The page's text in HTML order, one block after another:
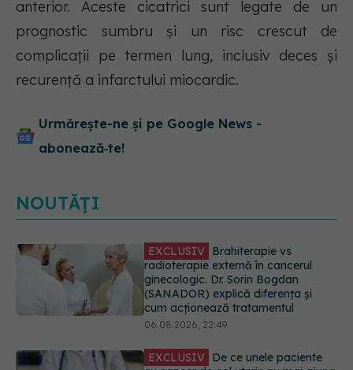
anterior. Aceste cicatrici sunt legate de un
prognostic sumbru și un risc crescut de
complicații pe termen lung, inclusiv deces și
recurență a infarctului miocardic.
Urmărește-ne și pe Google News -
abonează‑te!
NOUTĂȚI
EXCLUSIV De ce unele paciente
cu cancer de col uterin nu mai ajung
la operație. Dr. Sorin Bogdan
(SANADOR): Intervenția
chirurgicală, doar în situații
particulare
06.08.2026, 20:45